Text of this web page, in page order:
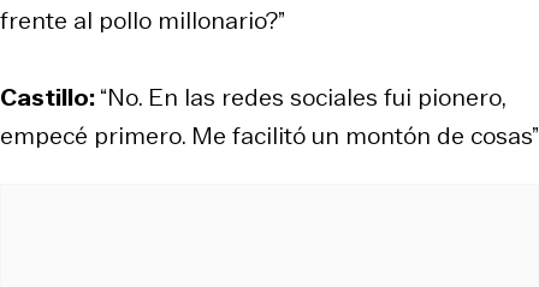
frente al pollo millonario?”
Castillo:“No. En las redes sociales fui pionero,
empecé primero. Me facilitó un montón de cosas”